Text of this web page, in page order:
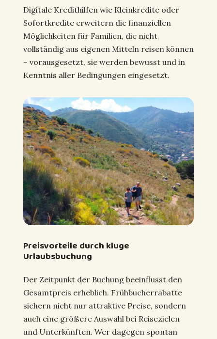
Digitale Kredithilfen wie Kleinkredite oder
Sofortkredite erweitern die finanziellen
Möglichkeiten für Familien, die nicht
vollständig aus eigenen Mitteln reisen können
– vorausgesetzt, sie werden bewusst und in
Kenntnis aller Bedingungen eingesetzt.
Preisvorteile durch kluge
Urlaubsbuchung
Der Zeitpunkt der Buchung beeinflusst den
Gesamtpreis erheblich. Frühbucherrabatte
sichern nicht nur attraktive Preise, sondern
auch eine größere Auswahl bei Reisezielen
und Unterkünften. Wer dagegen spontan